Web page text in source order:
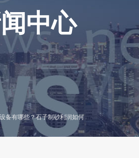
中心
备有哪些？石子制砂利润如何